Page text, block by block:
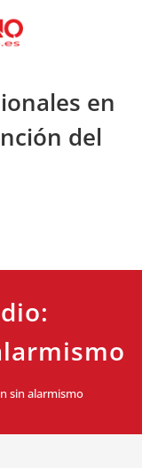
en
del
sin alarmismo